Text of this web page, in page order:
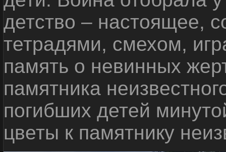
детство – настоящее,
тетрадями, смехом,
память о невинных
памятника
погибших детей
цветы к памятнику